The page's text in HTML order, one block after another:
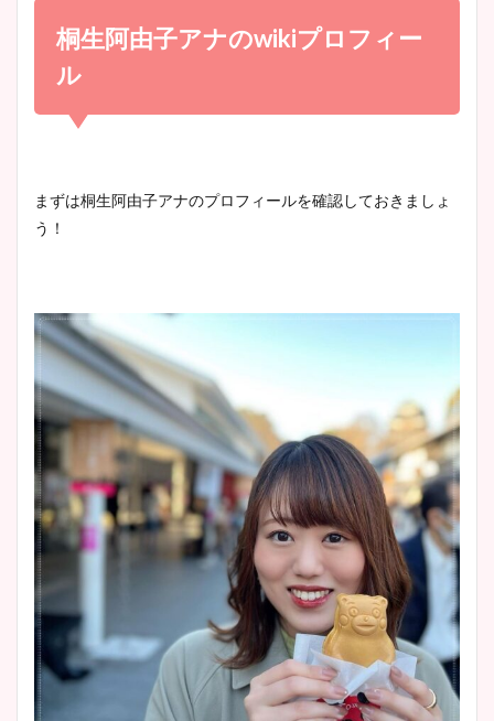
宇賀神メグアナのニット画像
池谷実悠アナのメガネ画像が
め！足が美脚でニット衣装も
かわいい！
wikiプロフもチェック！
大家彩香アナのかわいいカッ
安藤萌々アナのカップ画像や
ニット衣装まとめ！美足の筋
肉も凄い！
鈴木唯の太ってた時の体重が
ヤバすぎww原因や痩せたダ
イエット方は？昔と現在を画
像比較！
桐生阿由子アナのwikiプロフィー
ル
まずは桐生阿由子アナのプロフィールを確認しておきましょ
う！